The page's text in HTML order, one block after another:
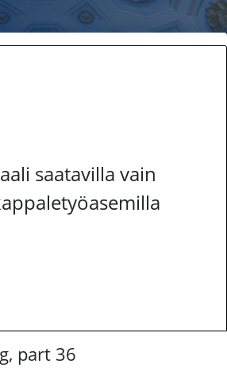
saatavilla vain
part 36